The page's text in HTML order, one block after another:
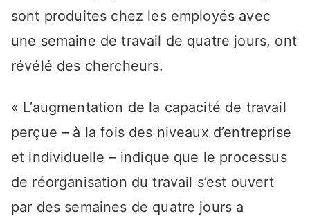
sont produites chez les employés avec
une semaine de travail de quatre jours, ont
révélé des chercheurs.
« L’augmentation de la capacité de travail
perçue – à la fois des niveaux d’entreprise
et individuelle – indique que le processus
de réorganisation du travail s’est ouvert
par des semaines de quatre jours a